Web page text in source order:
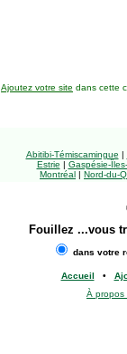
Ajoutez votre site dans cette
Abitibi-Témiscamingue |
Estrie | Gaspésie-
Montréal | Nord-du-
Fouillez ...vous
dans votre
Accueil •
À propos